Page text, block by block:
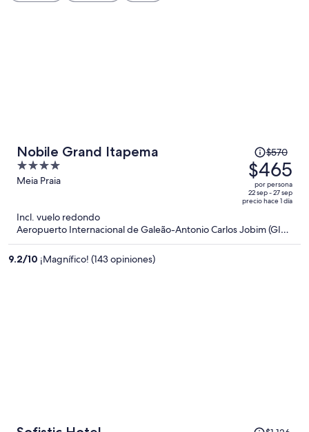
Nobile Grand Itapema
4
out
5
Meia Praia
El
precio
era
de
$570
y
ahora
$570
$465
por persona
22 sep - 27 sep
precio hace 1 día
Incl. vuelo redondo
Aeropuerto Internacional de Galeão-Antonio Carlos Jobim (GIG)
a Navegantes (NVT)
9.2/10 ¡Magnífico! (143 opiniones)